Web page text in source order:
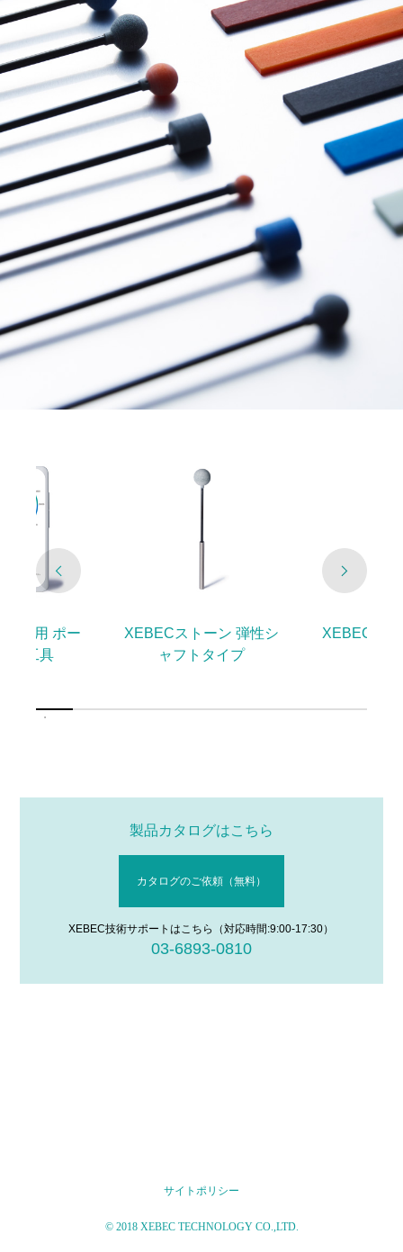
専用 ポー
転工具
XEBECストーン 弾性シ
ャフトタイプ
XEBECス
製品カタログはこちら
カタログのご依頼（無料）
XEBEC技術サポートはこちら（対応時間:9:00-17:30）
03-6893-0810
サイトポリシー
© 2018 XEBEC TECHNOLOGY CO.,LTD.